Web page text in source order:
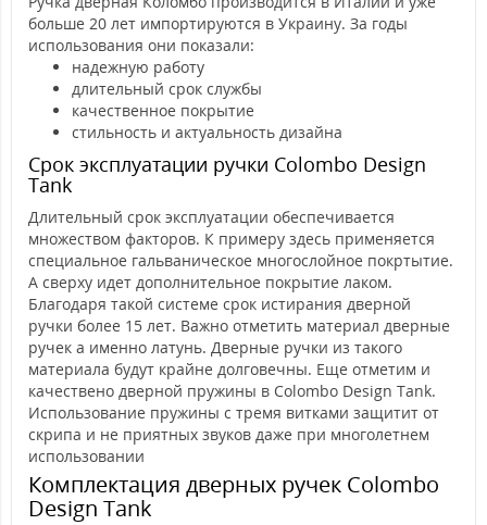
больше 20 лет импортируются в Украину. За годы
использования они показали:
надежную работу
длительный срок службы
качественное покрытие
стильность и актуальность дизайна
Срок эксплуатации ручки Colombo Design
Tank
Длительный срок эксплуатации обеспечивается
множеством факторов. К примеру здесь применяется
специальное гальваническое многослойное покртытие.
А сверху идет дополнительное покрытие лаком.
Благодаря такой системе срок истирания дверной
ручки более 15 лет. Важно отметить материал дверные
ручек а именно латунь. Дверные ручки из такого
материала будут крайне долговечны. Еще отметим и
качествено дверной пружины в Colombo Design Tank.
Использование пружины с тремя витками защитит от
скрипа и не приятных звуков даже при многолетнем
использовании
Комплектация дверных ручек Colombo
Design Tank